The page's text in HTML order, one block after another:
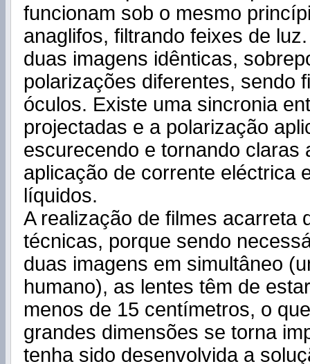
funcionam sob o mesmo
anaglifos, filtrando feixes de
duas imagens idênticas,
polarizações diferentes, sendo
óculos. Existe uma sincronia
projectadas e a polarização
escurecendo e tornando claras
aplicação de corrente eléctrica
líquidos.
A realização de filmes acarreta
técnicas, porque sendo
duas imagens em simultâneo
humano), as lentes têm de
menos de 15 centímetros, o
grandes dimensões se torna
tenha sido desenvolvida a